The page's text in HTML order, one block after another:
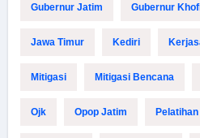
Gubernur Jatim Gubernur
Jawa Timur Kediri
Mitigasi Mitigasi Bencana
Ojk Opop Jatim Pelatihan